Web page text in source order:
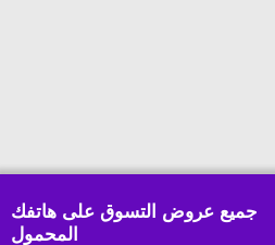
جميع عروض التسوق على هاتفك
المحمول